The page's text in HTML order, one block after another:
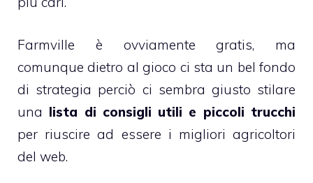
Farmville è ovviamente gratis, ma
comunque dietro al gioco ci sta un bel fondo
di strategia perciò ci sembra giusto stilare
una lista di consigli utili e piccoli trucchi
per riuscire ad essere i migliori agricoltori
del web.